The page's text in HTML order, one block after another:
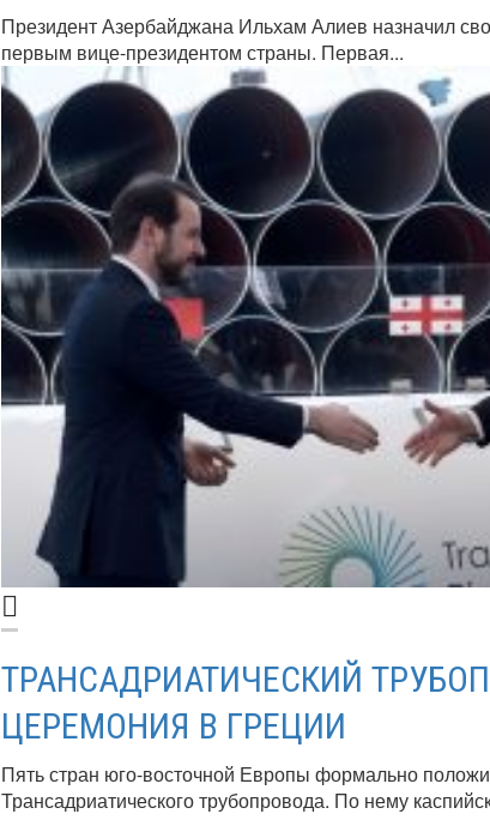
Президент Азербайджана Ильхам Алиев назначил
первым вице-президентом страны. Первая...
ТРАНСАДРИАТИЧЕСКИЙ
ЦЕРЕМОНИЯ В ГРЕЦИИ
Пять стран юго-восточной Европы формально
Трансадриатического трубопровода. По нему